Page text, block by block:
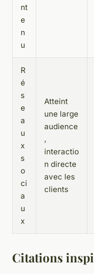
nt
e
n
u
R
é
s
e
a
u
x
s
o
ci
a
u
x
Atteint
une large
audience
,
interactio
n directe
avec les
clients
Citations